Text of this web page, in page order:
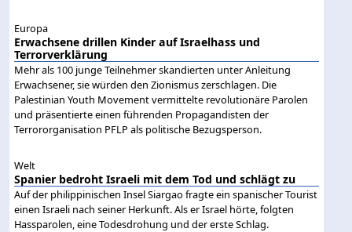
Europa
Erwachsene drillen Kinder auf Israelhass und
Terrorverklärung
Mehr als 100 junge Teilnehmer skandierten unter Anleitung
Erwachsener, sie würden den Zionismus zerschlagen. Die
Palestinian Youth Movement vermittelte revolutionäre Parolen
und präsentierte einen führenden Propagandisten der
Terrororganisation PFLP als politische Bezugsperson.
Welt
Spanier bedroht Israeli mit dem Tod und schlägt zu
Auf der philippinischen Insel Siargao fragte ein spanischer Tourist
einen Israeli nach seiner Herkunft. Als er Israel hörte, folgten
Hassparolen, eine Todesdrohung und der erste Schlag.